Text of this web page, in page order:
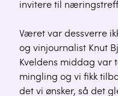
invitere til
Været var dessverre
og vinjournalist Knut
Kveldens middag var
mingling og vi fikk
det vi ønsker, så det